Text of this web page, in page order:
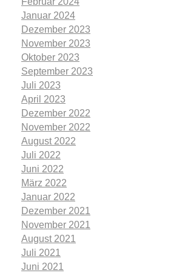
Januar 2024
Dezember 2023
November 2023
Oktober 2023
September 2023
Juli 2023
April 2023
Dezember 2022
November 2022
August 2022
Juli 2022
Juni 2022
März 2022
Januar 2022
Dezember 2021
November 2021
August 2021
Juli 2021
Juni 2021